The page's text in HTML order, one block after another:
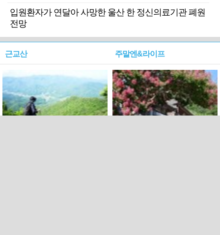
입원환자가 연달아 사망한 울산 한 정신의료기관 폐원
전망
근교산 주말엔&라이프